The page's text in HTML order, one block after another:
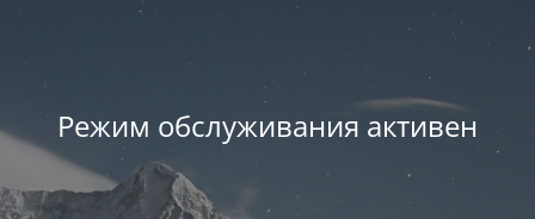
Режим обслуживания активен